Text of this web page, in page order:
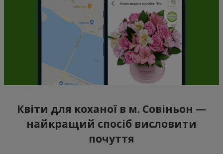
Квіти для коханої в м. Совіньон —
найкращий спосіб висловити
почуття